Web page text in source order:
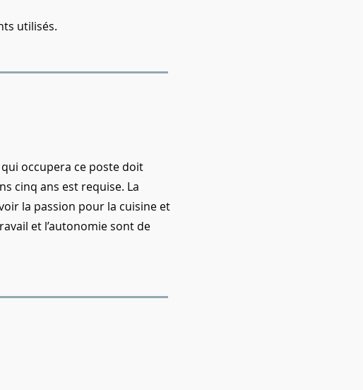
utilisés.
occupera ce poste doit
cinq ans est requise. La
la passion pour la cuisine et
et l’autonomie sont de